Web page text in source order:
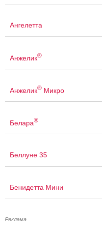
Ангелетта
Анжелик®
Анжелик® Микро
Белара®
Беллуне 35
Бенидетта Мини
Реклама